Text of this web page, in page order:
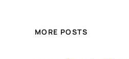
MORE POSTS